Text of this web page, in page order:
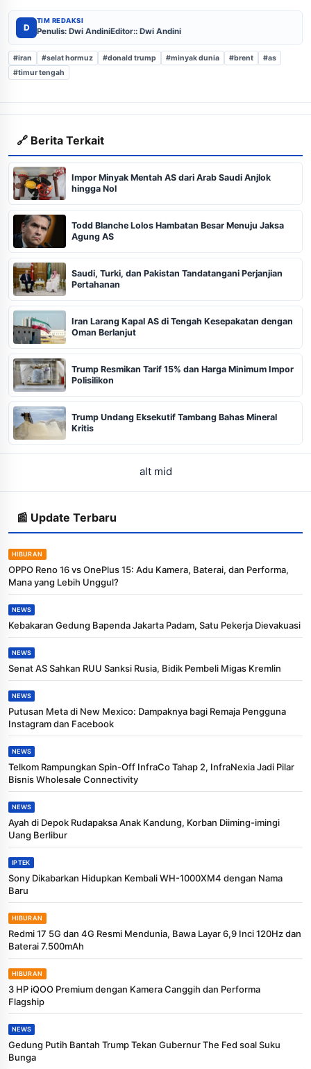
D
TIM REDAKSI
Penulis: Dwi AndiniEditor:: Dwi Andini
#iran #selat hormuz #donald trump #minyak dunia #brent
#as
#timur tengah
🔗 Berita Terkait
Impor Minyak Mentah AS dari Arab Saudi Anjlok
hingga Nol
Todd Blanche Lolos Hambatan Besar Menuju Jaksa
Agung AS
Saudi, Turki, dan Pakistan Tandatangani Perjanjian
Pertahanan
Iran Larang Kapal AS di Tengah Kesepakatan dengan
Oman Berlanjut
Trump Resmikan Tarif 15% dan Harga Minimum Impor
Polisilikon
Trump Undang Eksekutif Tambang Bahas Mineral
Kritis
alt mid
📰 Update Terbaru
HIBURAN
OPPO Reno 16 vs OnePlus 15: Adu Kamera, Baterai, dan Performa,
Mana yang Lebih Unggul?
NEWS
Kebakaran Gedung Bapenda Jakarta Padam, Satu Pekerja Dievakuasi
NEWS
Senat AS Sahkan RUU Sanksi Rusia, Bidik Pembeli Migas Kremlin
NEWS
Putusan Meta di New Mexico: Dampaknya bagi Remaja Pengguna
Instagram dan Facebook
NEWS
Telkom Rampungkan Spin-Off InfraCo Tahap 2, InfraNexia Jadi Pilar
Bisnis Wholesale Connectivity
NEWS
Ayah di Depok Rudapaksa Anak Kandung, Korban Diiming-imingi
Uang Berlibur
IPTEK
Sony Dikabarkan Hidupkan Kembali WH-1000XM4 dengan Nama
Baru
HIBURAN
Redmi 17 5G dan 4G Resmi Mendunia, Bawa Layar 6,9 Inci 120Hz dan
Baterai 7.500mAh
HIBURAN
3 HP iQOO Premium dengan Kamera Canggih dan Performa
Flagship
NEWS
Gedung Putih Bantah Trump Tekan Gubernur The Fed soal Suku
Bunga